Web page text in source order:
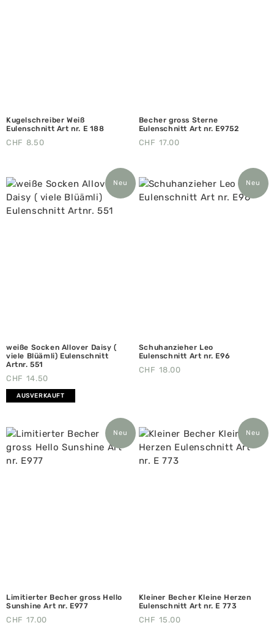
Kugelschreiber Weiß
Eulenschnitt Art nr. E 188
CHF 8.50
Becher gross Sterne
Eulenschnitt Art nr. E9752
CHF 17.00
Neu
weiße Socken Allover Daisy (
viele Blüämli) Eulenschnitt
Artnr. 551
CHF 14.50
AUSVERKAUFT
Neu
Schuhanzieher Leo
Eulenschnitt Art nr. E96
CHF 18.00
Neu
Limitierter Becher gross Hello
Sunshine Art nr. E977
CHF 17.00
Neu
Kleiner Becher Kleine Herzen
Eulenschnitt Art nr. E 773
CHF 15.00